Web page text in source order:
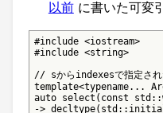
以前 に書いた可変
#include <iostream>
#include <string>
// sからindexesで指定され
template<typename...
auto select(const
->